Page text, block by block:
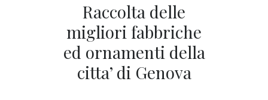
Raccolta delle
migliori fabbriche
ed ornamenti della
citta’ di Genova